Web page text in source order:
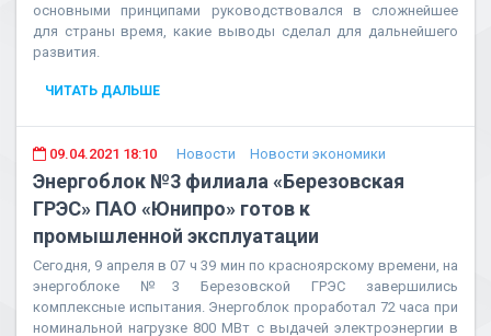
основными принципами руководствовался в сложнейшее
для страны время, какие выводы сделал для дальнейшего
развития.
ЧИТАТЬ ДАЛЬШЕ
09.04.2021 18:10 Новости Новости экономики
Энергоблок №3 филиала «Березовская
ГРЭС» ПАО «Юнипро» готов к
промышленной эксплуатации
Сегодня, 9 апреля в 07 ч 39 мин по красноярскому времени, на
энергоблоке №3 Березовской ГРЭС завершились
комплексные испытания. Энергоблок проработал 72 часа при
номинальной нагрузке 800 МВт с выдачей электроэнергии в